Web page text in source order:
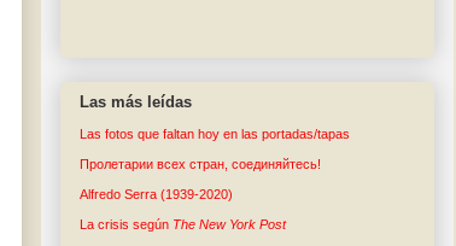
Las más leídas
Las fotos que faltan hoy en las portadas/tapas
Пролетарии всех стран, соединяйтесь!
Alfredo Serra (1939-2020)
La crisis según The New York Post